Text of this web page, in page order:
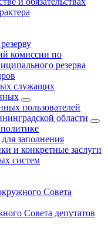
комиссии по
резерва
служащих
пользователей
области
заполнения
и конкретные заслуги
систем
Совета
Совета депутатов